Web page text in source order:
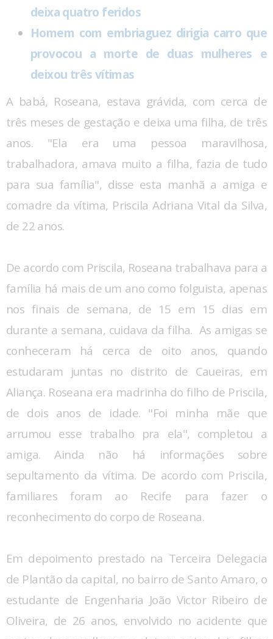
deixa quatro feridos
Homem com embriaguez dirigia carro que
provocou a morte de duas mulheres e
deixou três vítimas
A babá, Roseana, estava grávida, com cerca de
três meses de gestação e deixa uma filha, de três
anos. "Ela era uma pessoa maravilhosa,
trabalhadora, amava muito a filha, fazia de tudo
para sua família", disse esta manhã a amiga e
comadre da vítima, Priscila Adriana Vital da Silva,
de 22 anos.
De acordo com Priscila, Roseana trabalhava para a
família há mais de um ano como folguista, apenas
nos finais de semana, de 15 em 15 dias em
durante a semana, cuidava da filha. As amigas se
conheceram há cerca de oito anos, quando
estudaram juntas no distrito de Caueiras, em
Aliança. Roseana era madrinha do filho de Priscila,
de dois anos de idade. "Foi minha mãe que
arrumou esse trabalho pra ela", completou a
amiga. Ainda não há informações sobre
sepultamento da vítima. De acordo com Priscila,
familiares foram ao Recife para fazer o
reconhecimento do corpo de Roseana.
Em depoimento prestado na Terceira Delegacia
de Plantão da capital, no bairro de Santo Amaro, o
estudante de Engenharia João Victor Ribeiro de
Oliveira, de 26 anos, envolvido no acidente que